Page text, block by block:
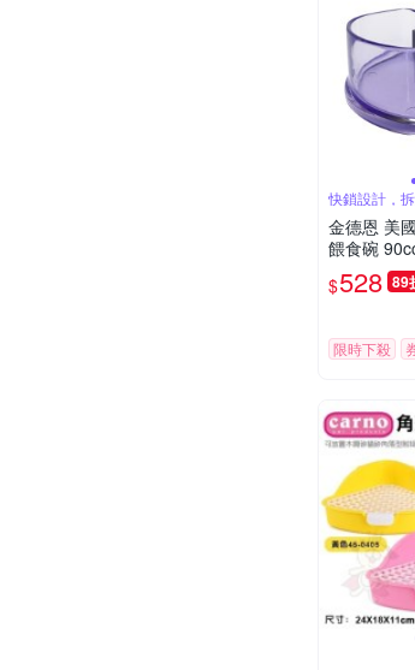
快鎖設計，
用
金德恩 美
餵食碗
飼料碗 餵
料餵食 寵
$528 89
限時下殺